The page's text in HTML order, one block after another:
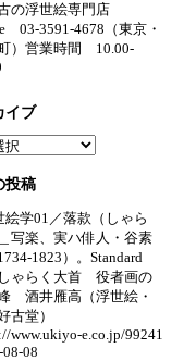
の浮世絵専門店
03-3591-4678（東京・
）営業時間 10.00-
イブ
投稿
絵学01／落款（しゃら
写楽、実ハ俳人・谷素
1823）。Standard
ゃらく大首 役者画の
酒井雁高（浮世絵・
古堂）
www.ukiyo-e.co.jp/99241
08